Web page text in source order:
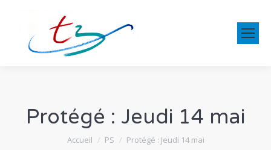
Protégé : Jeudi 14 mai
Vous êtes ici :
Accueil PS Protégé : Jeudi 14 mai